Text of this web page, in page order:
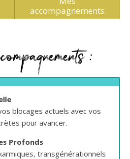
accompagnements
:
blocages actuels avec vos
pour avancer.
Profonds
transgénérationnels